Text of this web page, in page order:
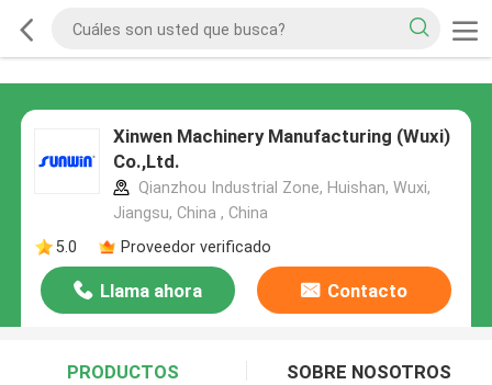
Xinwen Machinery Manufacturing (Wuxi)
Co.,Ltd.
Qianzhou Industrial Zone, Huishan, Wuxi,
Jiangsu, China , China
5.0
Proveedor verificado
Llama ahora Contacto
PRODUCTOS SOBRE NOSOTROS